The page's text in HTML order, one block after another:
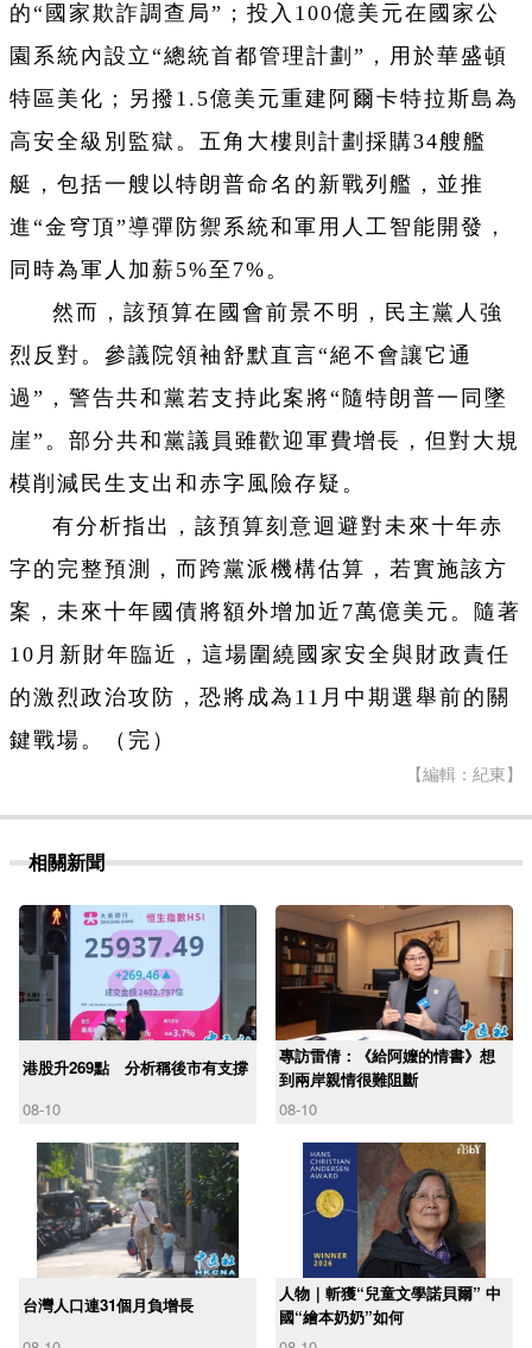
的“國家欺詐調查局”；投入100億美元在國家公
園系統內設立“總統首都管理計劃”，用於華盛頓
特區美化；另撥1.5億美元重建阿爾卡特拉斯島為
高安全級別監獄。五角大樓則計劃採購34艘艦
艇，包括一艘以特朗普命名的新戰列艦，並推
進“金穹頂”導彈防禦系統和軍用人工智能開發，
同時為軍人加薪5%至7%。
然而，該預算在國會前景不明，民主黨人強
烈反對。參議院領袖舒默直言“絕不會讓它通
過”，警告共和黨若支持此案將“隨特朗普一同墜
崖”。部分共和黨議員雖歡迎軍費增長，但對大規
模削減民生支出和赤字風險存疑。
有分析指出，該預算刻意迴避對未來十年赤
字的完整預測，而跨黨派機構估算，若實施該方
案，未來十年國債將額外增加近7萬億美元。隨著
10月新財年臨近，這場圍繞國家安全與財政責任
的激烈政治攻防，恐將成為11月中期選舉前的關
鍵戰場。（完）
【編輯：紀東】
相關新聞
港股升269點 分析稱後市有支撐
08-10
專訪雷倩：《給阿嬤的情書》想
到兩岸親情很難阻斷
08-10
台灣人口連31個月負增長
人物｜斬獲“兒童文學諾貝爾” 中
國“繪本奶奶”如何